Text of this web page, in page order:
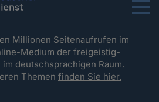
Menu
Millionen Seitenaufrufen im
Medium der freigeistig-
deutschsprachigen Raum.
Themenfinden Sie hier.